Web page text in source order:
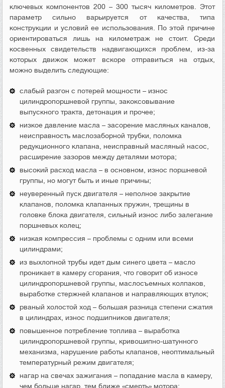
ключевых компонентов 200 – 300 тысяч километров. Этот
параметр сильно варьируется от качества, типа
конструкции и условий ее использования. По этой причине
ориентироваться лишь на километраж не стоит. Среди
косвенных свидетельств надвигающихся проблем, из-за
которых движок может вскоре отправиться на отдых,
можно выделить следующие:
слабый разгон с потерей мощности – износ
цилиндропоршневой группы, закоксовывание
выпускного тракта, детонация и прочее;
низкое давление масла – засорение масляных каналов,
неисправность маслозаборной трубки, поломка
редукционного клапана, неисправный масляный насос,
расширение зазоров между деталями мотора;
высокий расход масла – в основном, износ поршневой
группы, но могут быть и иные причины;
неуверенный пуск двигателя – неполное закрытие
клапанов, поломка клапанных пружин, трещины в
головке блока двигателя, сильный износ либо залегание
поршневых колец;
низкая компрессия – проблемы с одним или всеми
цилиндрами;
из выхлопной трубы идет дым синего цвета – масло
проникает в камеру сгорания, что говорит об износе
цилиндропоршневой группы, маслосъемных колпаков,
выработке стержней клапанов и направляющих втулок;
рваный холостой ход – большая разница степени сжатия
в цилиндрах, износ подшипников двигателя;
повышенное потребление топлива – выработка
цилиндропоршневой группы, кривошипно-шатунного
механизма, нарушение работы клапанов, неоптимальный
температурный режим двигателя;
нагар на свечах зажигания – попадание масла в камеру,
чем больше нагар, тем ближе «смерть» мотора;